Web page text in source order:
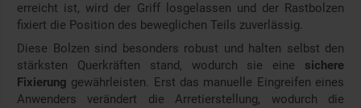
erreicht ist, wird der Griff losgelassen und der Rastbolzen
fixiert die Position des beweglichen Teils zuverlässig.
Diese Bolzen sind besonders robust und halten selbst den
stärksten Querkräften stand, wodurch sie eine sichere
Fixierung gewährleisten. Erst das manuelle Eingreifen eines
Anwenders verändert die Arretierstellung, wodurch die